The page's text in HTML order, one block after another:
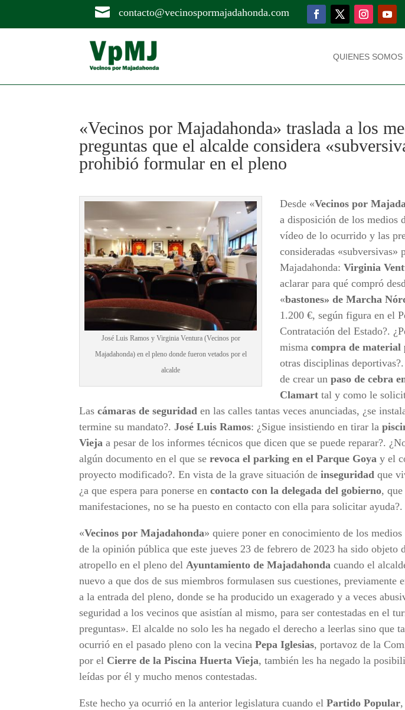
 contacto@vecinospormajadahonda.com
QUIENES SOMOS
«Vecinos por Majadahonda» traslada a los
preguntas que el alcalde considera
prohibió formular en el pleno
José Luis Ramos y Virginia Ventura (Vecinos por
Majadahonda) en el pleno donde fueron vetados por el
alcalde
Desde «Vecinos por
a disposición de los medios
vídeo de lo ocurrido y las
consideradas «subversivas»
Majadahonda:Virginia
aclarar para qué compró
«bastones» de Marcha
1.200 €, según figura en el
Contratación del Estado?.
mismacompra de material
otras disciplinas
de crear unpaso de cebra
Clamart tal y como le
Lascámaras de seguridad en las calles tantas veces anunciadas, ¿se
termine su mandato?.José Luis Ramos: ¿Sigue insistiendo en tirar la
Vieja a pesar de los informes técnicos que dicen que se puede reparar?.
algún documento en el que serevoca el parking en el Parque Goya y el
proyecto modificado?. En vista de la grave situación deinseguridad que
¿a que espera para ponerse encontacto con la delegada del gobierno, que
manifestaciones, no se ha puesto en contacto con ella para solicitar ayuda?.
«Vecinos por Majadahonda» quiere poner en conocimiento de los
de la opinión pública que este jueves 23 de febrero de 2023 ha sido objeto
atropello en el pleno delAyuntamiento de Majadahonda cuando el
nuevo a que dos de sus miembros formulasen sus cuestiones, previamente
a la entrada del pleno, donde se ha producido un exagerado y a veces
seguridad a los vecinos que asistían al mismo, para ser contestadas en el
preguntas». El alcalde no solo les ha negado el derecho a leerlas sino que
ocurrió en el pasado pleno con la vecinaPepa Iglesias, portavoz de la
por el Cierre de la Piscina Huerta Vieja, también les ha negado la
leídas por él y mucho menos contestadas.
Este hecho ya ocurrió en la anterior legislatura cuando elPartido Popular